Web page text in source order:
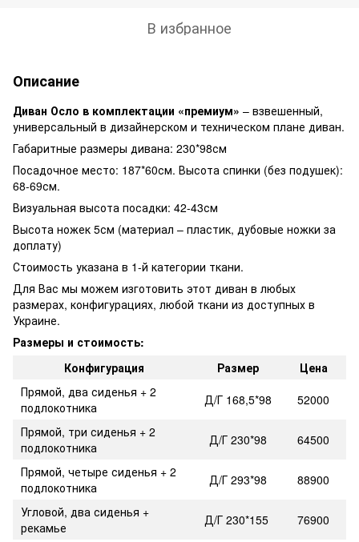
В избранное
Описание
Диван Осло в комплектации «премиум» – взвешенный,
универсальный в дизайнерском и техническом плане диван.
Габаритные размеры дивана: 230*98см
Посадочное место: 187*60см. Высота спинки (без подушек):
68-69см.
Визуальная высота посадки: 42-43см
Высота ножек 5см (материал – пластик, дубовые ножки за
доплату)
Стоимость указана в 1-й категории ткани.
Для Вас мы можем изготовить этот диван в любых
размерах, конфигурациях, любой ткани из доступных в
Украине.
Размеры и стоимость:
Конфигурация
Размер
Цена
Прямой, два сиденья + 2
подлокотника
Д/Г 168,5*98
52000
Прямой, три сиденья + 2
подлокотника
Д/Г 230*98
64500
Прямой, четыре сиденья + 2
подлокотника
Д/Г 293*98
88900
Угловой, два сиденья +
рекамье
Д/Г 230*155
76900